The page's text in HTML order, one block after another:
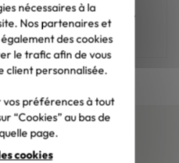
choisir la bonne
?
vous
nécessaires à la
Nos partenaires et
des cookies
le trafic afin de vous
client personnalisée.
vos préférences à tout
“Cookies” au bas de
page.
cookies